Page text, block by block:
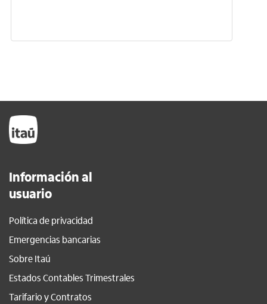
Información al
usuario
Política de privacidad
Emergencias bancarias
Sobre Itaú
Estados Contables Trimestrales
Tarifario y Contratos